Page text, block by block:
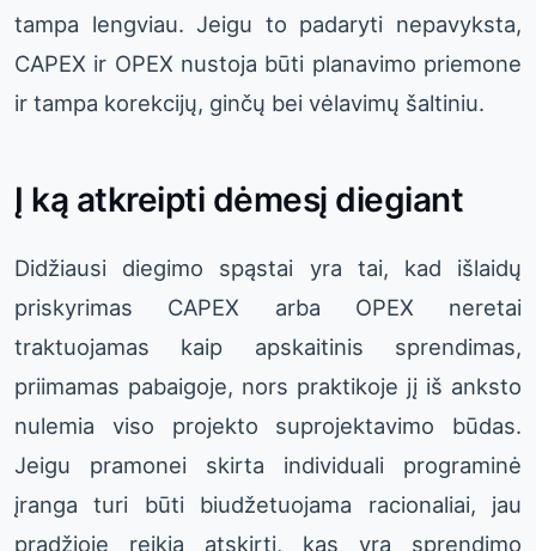
tampa lengviau. Jeigu to padaryti nepavyksta,
CAPEX ir OPEX nustoja būti planavimo priemone
ir tampa korekcijų, ginčų bei vėlavimų šaltiniu.
Į ką atkreipti dėmesį diegiant
Didžiausi diegimo spąstai yra tai, kad išlaidų
priskyrimas CAPEX arba OPEX neretai
traktuojamas kaip apskaitinis sprendimas,
priimamas pabaigoje, nors praktikoje jį iš anksto
nulemia viso projekto suprojektavimo būdas.
Jeigu pramonei skirta individuali programinė
įranga turi būti biudžetuojama racionaliai, jau
pradžioje reikia atskirti, kas yra sprendimo